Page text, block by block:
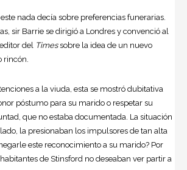
nada decía sobre preferencias funerarias.
sir Barrie se dirigió a Londres y convenció al
del Timessobre la idea de un nuevo
rincón.
a la viuda, esta se mostró dubitativa
póstumo para su marido o respetar su
que no estaba documentada. La situación
la presionaban los impulsores de tan alta
este reconocimiento a su marido? Por
de Stinsford no deseaban ver partir a